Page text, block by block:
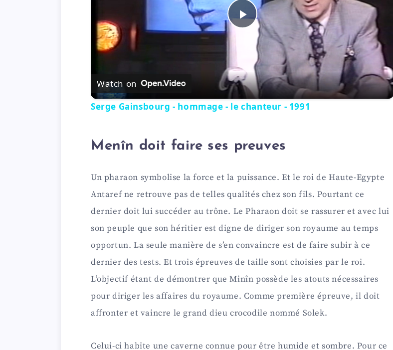
P
a
V
i
d
o
Watch on
Serge Gainsbourg - hommage - le chanteur - 1991
Menîn doit faire ses preuves
Un pharaon symbolise la force et la puissance. Et le roi de Haute-Egypte
Antaref ne retrouve pas de telles qualités chez son fils. Pourtant ce
dernier doit lui succéder au trône. Le Pharaon doit se rassurer et avec lui
son peuple que son héritier est digne de diriger son royaume au temps
opportun. La seule manière de s’en convaincre est de faire subir à ce
dernier des tests. Et trois épreuves de taille sont choisies par le roi.
L’objectif étant de démontrer que Minîn possède les atouts nécessaires
pour diriger les affaires du royaume. Comme première épreuve, il doit
affronter et vaincre le grand dieu crocodile nommé Solek.
Celui-ci habite une caverne connue pour être humide et sombre. Pour ce